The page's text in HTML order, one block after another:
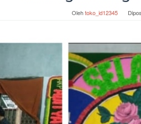
Olehtoko_id12345